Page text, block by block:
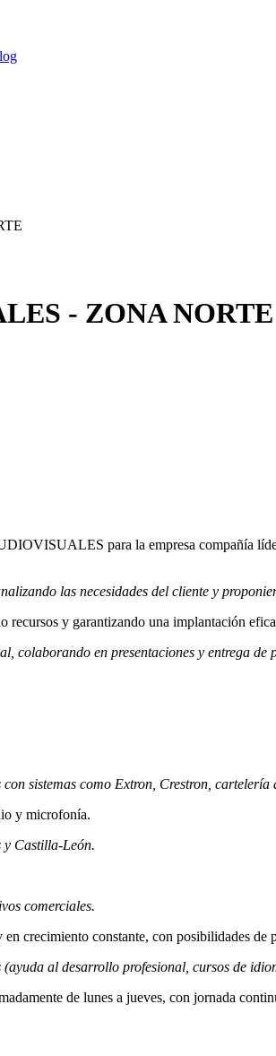
- ZONA NORTE
para la empresa compañía
las necesidades del cliente y
recursos y garantizando una implantación
colaborando en presentaciones y entrega de
sistemas como Extron, Crestron,
y microfonía.
Castilla-León.
comerciales.
crecimiento constante, con posibilidades de
al desarrollo profesional, cursos de
de lunes a jueves, con jornada